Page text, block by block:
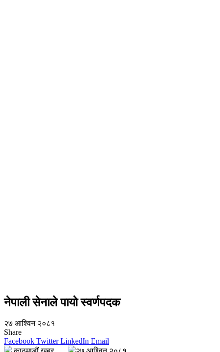
नेपाली सेनाले पायो स्वर्णपदक
२७ आश्विन २०८१
Share
Facebook Twitter LinkedIn Email